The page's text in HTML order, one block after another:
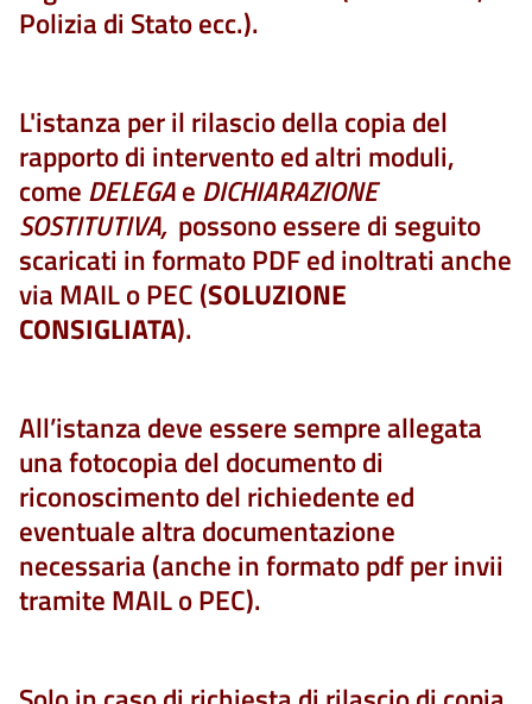
Polizia di Stato ecc.).
L'istanza per il rilascio della copia del
rapporto di intervento ed altri moduli,
come DELEGAe DICHIARAZIONE
SOSTITUTIVA, possono essere di seguito
scaricati in formato PDF ed inoltrati anche
via MAIL o PEC (SOLUZIONE
CONSIGLIATA).
All’istanza deve essere sempre allegata
una fotocopia del documento di
riconoscimento del richiedente ed
eventuale altra documentazione
necessaria (anche in formato pdf per invii
tramite MAIL o PEC).